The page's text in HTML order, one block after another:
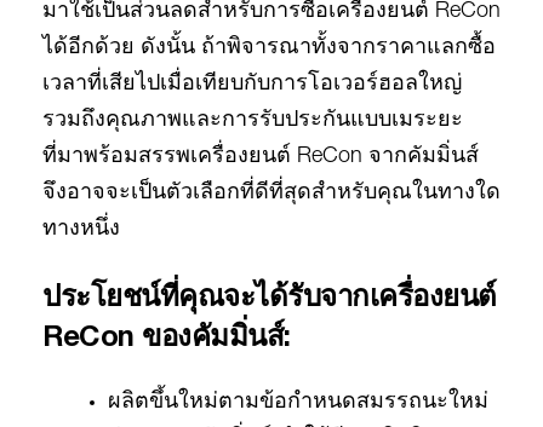
มาใช้เป็นส่วนลดสำหรับการซื้อเครื่องยนต์ ReCon
ได้อีกด้วย ดังนั้น ถ้าพิจารณาทั้งจากราคาแลกซื้อ
เวลาที่เสียไปเมื่อเทียบกับการโอเวอร์ฮอลใหญ่
รวมถึงคุณภาพและการรับประกันแบบเมระยะ
ที่มาพร้อมสรรพเครื่องยนต์ ReCon จากคัมมิ่นส์
จึงอาจจะเป็นตัวเลือกที่ดีที่สุดสำหรับคุณในทางใด
ทางหนึ่ง
ประโยชน์ที่คุณจะได้รับจากเครื่องยนต์
ReCon ของคัมมิ่นส์:
ผลิตขึ้นใหม่ตามข้อกำหนดสมรรถนะใหม่